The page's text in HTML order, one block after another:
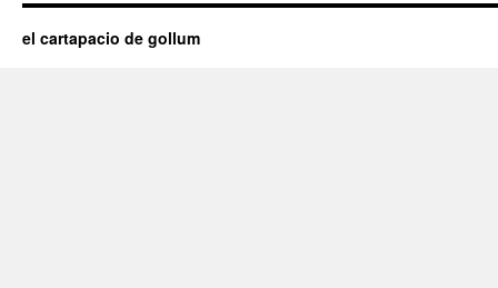
el cartapacio de gollum